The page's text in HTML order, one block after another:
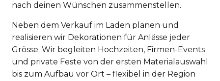
nach deinen Wünschen zusammenstellen.
Neben dem Verkauf im Laden planen und
realisieren wir Dekorationen für Anlässe jeder
Grösse. Wir begleiten Hochzeiten, Firmen-Events
und private Feste von der ersten Materialauswahl
bis zum Aufbau vor Ort – flexibel in der Region